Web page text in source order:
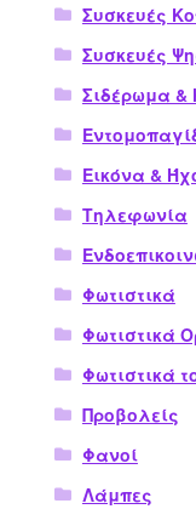
Συσκευές
Συσκευές
Σιδέρωμα
Εικόνα &
Τηλεφωνία
Φωτιστικά
Φωτιστικά
Φωτιστικά
Προβολείς
Φανοί
Λάμπες